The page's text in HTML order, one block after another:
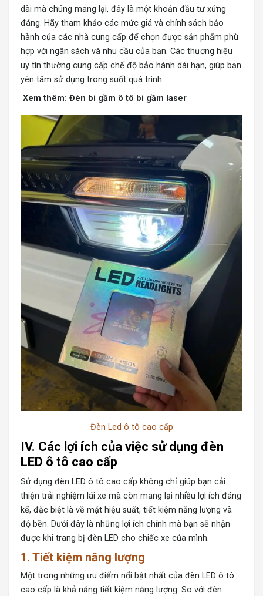
dài mà chúng mang lại, đây là một khoản đầu tư xứng
đáng. Hãy tham khảo các mức giá và chính sách bảo
hành của các nhà cung cấp để chọn được sản phẩm phù
hợp với ngân sách và nhu cầu của bạn. Các thương hiệu
uy tín thường cung cấp chế độ bảo hành dài hạn, giúp bạn
yên tâm sử dụng trong suốt quá trình.
Xem thêm: Đèn bi gầm ô tô bi gầm laser
Đèn Led ô tô cao cấp
IV. Các lợi ích của việc sử dụng đèn
LED ô tô cao cấp
Sử dụng đèn LED ô tô cao cấp không chỉ giúp bạn cải
thiện trải nghiệm lái xe mà còn mang lại nhiều lợi ích đáng
kể, đặc biệt là về mặt hiệu suất, tiết kiệm năng lượng và
độ bền. Dưới đây là những lợi ích chính mà bạn sẽ nhận
được khi trang bị đèn LED cho chiếc xe của mình.
1. Tiết kiệm năng lượng
Một trong những ưu điểm nổi bật nhất của đèn LED ô tô
cao cấp là khả năng tiết kiệm năng lượng. So với đèn